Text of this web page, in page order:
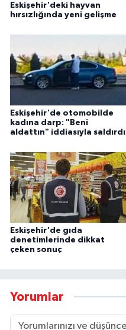
Eskişehir'deki hayvan
hırsızlığında yeni gelişme
Eskişehir'de otomobilde
kadına darp: "Beni
aldattın" iddiasıyla saldırdı
Eskişehir'de gıda
denetimlerinde dikkat
çeken sonuç
Yorumlar